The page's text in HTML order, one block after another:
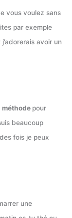
vous voulez sans
par exemple
avoir un
méthode pour
beaucoup
fois je peux
une